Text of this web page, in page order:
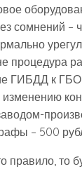
сомнений –
процедура
ГИБДД к
изменению
– 500
правило, то